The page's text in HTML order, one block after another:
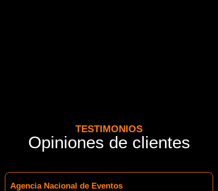
TESTIMONIOS
Opiniones de clientes
Agencia Nacional de Eventos